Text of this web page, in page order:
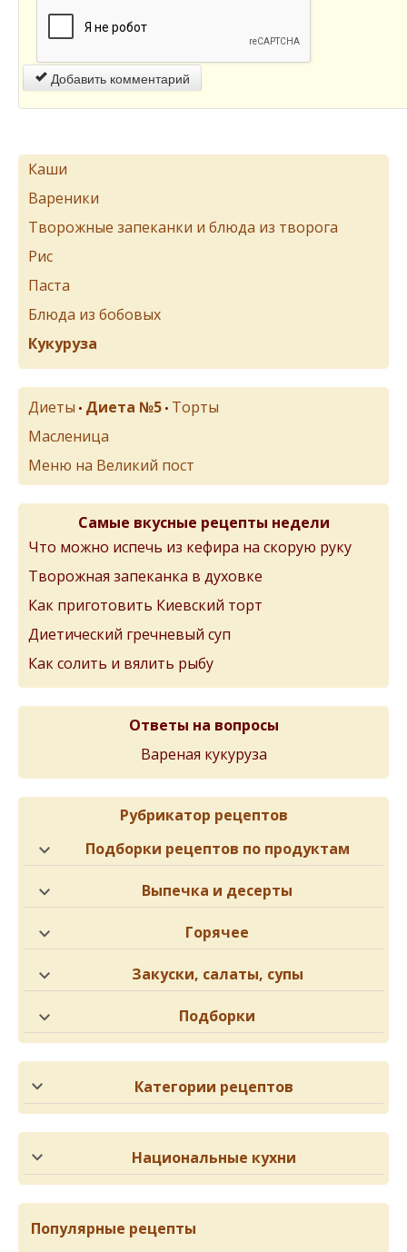
Добавить комментарий
Каши
Вареники
Творожные запеканки и блюда из творога
Рис
Паста
Блюда из бобовых
Кукуруза
Диеты • Диета №5 • Торты
Масленица
Меню на Великий пост
Самые вкусные рецепты недели
Что можно испечь из кефира на скорую руку
Творожная запеканка в духовке
Как приготовить Киевский торт
Диетический гречневый суп
Как солить и вялить рыбу
Ответы на вопросы
Вареная кукуруза
Рубрикатор рецептов
Подборки рецептов по продуктам
Выпечка и десерты
Горячее
Закуски, салаты, супы
Подборки
Категории рецептов
Национальные кухни
Популярные рецепты